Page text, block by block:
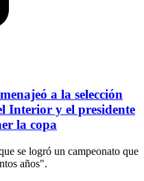
a la selección
Interior y el presidente
la copa
se logró un campeonato que
años".